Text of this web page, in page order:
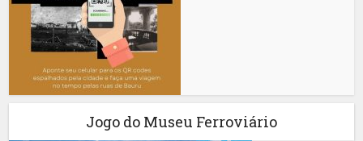
Jogo do Museu Ferroviário